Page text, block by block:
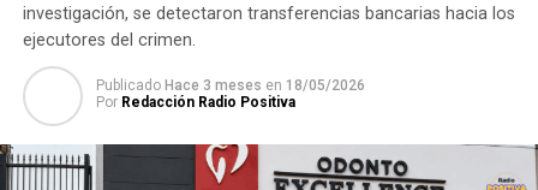
investigación, se detectaron transferencias bancarias hacia los
ejecutores del crimen.
Publicado Hace 3 meses en 18/05/2026
Por Redacción Radio Positiva